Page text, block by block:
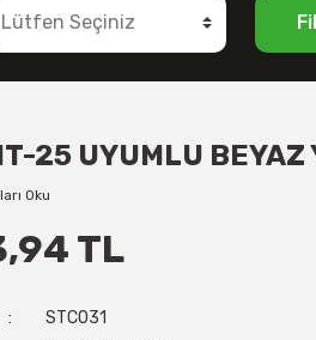
25 UYUMLU BEYAZ
Oku
TL
STC031